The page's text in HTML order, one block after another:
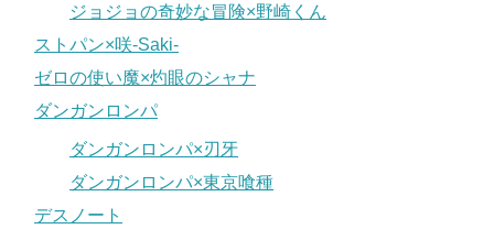
ジョジョの奇妙な冒険×野崎くん
ストパン×咲-Saki-
ゼロの使い魔×灼眼のシャナ
ダンガンロンパ
ダンガンロンパ×刃牙
ダンガンロンパ×東京喰種
デスノート